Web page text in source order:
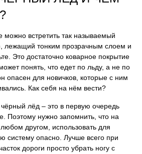
можно встретить так называемый
лежащий тонким прозрачным слоем и
Это достаточно коварное покрытие
понять, что едет по льду, а не по
опасен для новичков, которые с ним
Как себя на нём вести?
лёд – это в первую очередь
Поэтому нужно запомнить, что на
другом, использовать для
систему опасно. Лучше всего при
дороги просто убрать ногу с